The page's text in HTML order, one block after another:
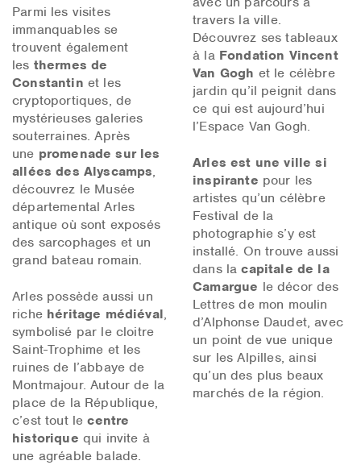
Parmi les visites
immanquables se
trouvent également
les thermes de
Constantin et les
cryptoportiques, de
mystérieuses galeries
souterraines. Après
une promenade sur les
allées des Alyscamps,
découvrez le Musée
départemental Arles
antique où sont exposés
des sarcophages et un
grand bateau romain.
Arles possède aussi un
riche héritage médiéval,
symbolisé par le cloitre
Saint-Trophime et les
ruines de l’abbaye de
Montmajour. Autour de la
place de la République,
c’est tout lecentre
historique qui invite à
une agréable balade.
travers la ville.
Découvrez ses tableaux
à la Fondation Vincent
Van Gogh et le célèbre
jardin qu’il peignit dans
ce qui est aujourd’hui
l’Espace Van Gogh.
Arles est une ville si
inspirante pour les
artistes qu’un célèbre
Festival de la
photographie s’y est
installé. On trouve aussi
dans lacapitale de la
Camargue le décor des
Lettres de mon moulin
d’Alphonse Daudet, avec
un point de vue unique
sur les Alpilles, ainsi
qu’un des plus beaux
marchés de la région.